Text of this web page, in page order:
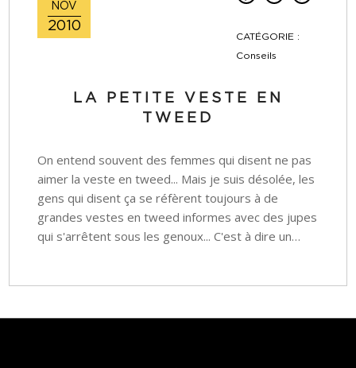
NOV
2010
CATÉGORIE :
Conseils
LA PETITE VESTE EN
TWEED
On entend souvent des femmes qui disent ne pas
aimer la veste en tweed... Mais je suis désolée, les
gens qui disent ça se réfèrent toujours à de
grandes vestes en tweed informes avec des jupes
qui s'arrêtent sous les genoux... C'est à dire un…